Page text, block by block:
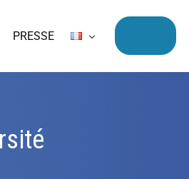
PRESSE